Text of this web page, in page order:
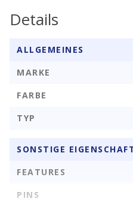
3x Jumperkabel
Details
ALLGEMEINES
MARKE
FARBE
TYP
SONSTIGE
FEATURES
PINS